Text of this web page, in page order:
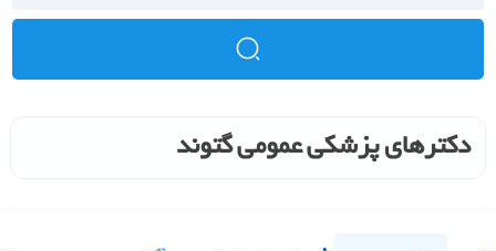
دکترهای پزشکی عمومی گتوند